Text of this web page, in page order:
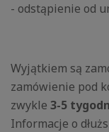
- odstąpienie od
Wyjątkiem są
zamówienie pod
zwykle 3-5
Informacje o